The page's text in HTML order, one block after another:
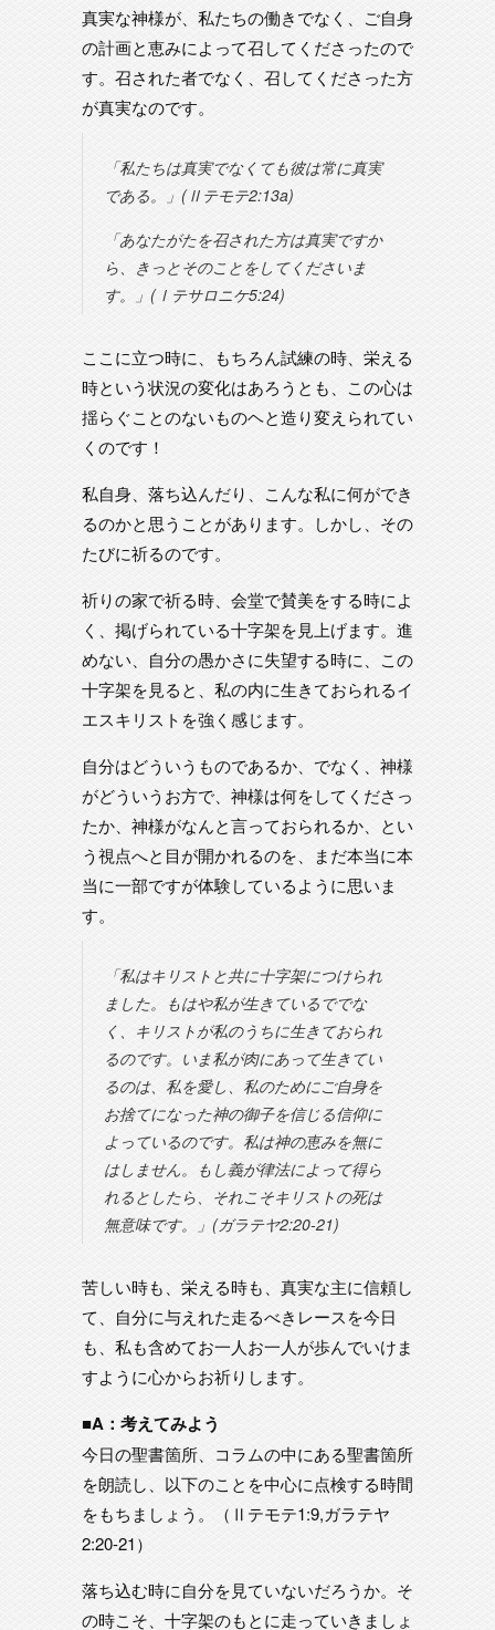
真実な神様が、私たちの働きでなく、ご自身
の計画と恵みによって召してくださったので
す。召された者でなく、召してくださった方
が真実なのです。
「私たちは真実でなくても彼は常に真実
である。」(Ⅱテモテ2:13a)
「あなたがたを召された方は真実ですか
ら、きっとそのことをしてくださいま
す。」(Ⅰテサロニケ5:24)
ここに立つ時に、もちろん試練の時、栄える
時という状況の変化はあろうとも、この心は
揺らぐことのないものヘと造り変えられてい
くのです！
私自身、落ち込んだり、こんな私に何ができ
るのかと思うことがあります。しかし、その
たびに祈るのです。
祈りの家で祈る時、会堂で賛美をする時によ
く、掲げられている十字架を見上げます。進
めない、自分の愚かさに失望する時に、この
十字架を見ると、私の内に生きておられるイ
エスキリストを強く感じます。
自分はどういうものであるか、でなく、神様
がどういうお方で、神様は何をしてくださっ
たか、神様がなんと言っておられるか、とい
う視点へと目が開かれるのを、まだ本当に本
当に一部ですが体験しているように思いま
す。
「私はキリストと共に十字架につけられ
ました。もはや私が生きているででな
く、キリストが私のうちに生きておられ
るのです。いま私が肉にあって生きてい
るのは、私を愛し、私のためにご自身を
お捨てになった神の御子を信じる信仰に
よっているのです。私は神の恵みを無に
はしません。もし義が律法によって得ら
れるとしたら、それこそキリストの死は
無意味です。」(ガラテヤ2:20‐21)
苦しい時も、栄える時も、真実な主に信頼し
て、自分に与えれた走るべきレースを今日
も、私も含めてお一人お一人が歩んでいけま
すように心からお祈りします。
■A：考えてみよう
今日の聖書箇所、コラムの中にある聖書箇所
を朗読し、以下のことを中心に点検する時間
をもちましょう。（Ⅱテモテ1:9,ガラテヤ
2:20-21）
落ち込む時に自分を見ていないだろうか。そ
の時こそ、十字架のもとに走っていきましょ